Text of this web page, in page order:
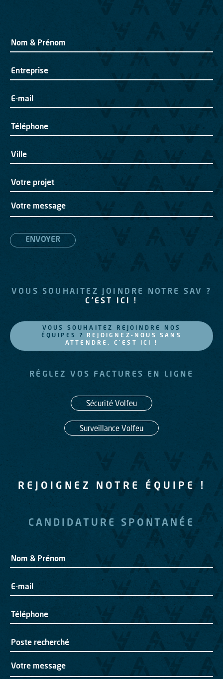
VOUS SOUHAITEZ JOINDRE NOTRE SAV ?
C’EST ICI !
VOUS SOUHAITEZ REJOINDRE NOS
ÉQUIPES ?
REJOIGNEZ-NOUS SANS
ATTENDRE. C'EST ICI !
RÉGLEZ VOS FACTURES EN LIGNE
Sécurité Volfeu
Surveillance Volfeu
REJOIGNEZ NOTRE ÉQUIPE !
CANDIDATURE SPONTANÉE